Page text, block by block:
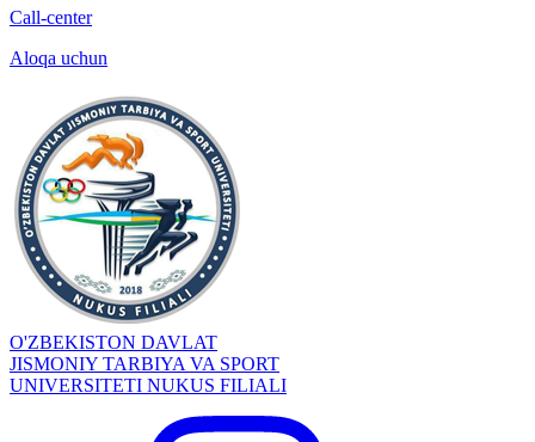
Call-center
Aloqa uchun
O'ZBEKISTON DAVLAT
JISMONIY TARBIYA VA SPORT
UNIVERSITETI NUKUS FILIALI